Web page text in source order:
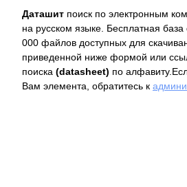
Даташит поиск по электронным
на русском языке. Бесплатная
000 файлов доступных для
приведенной ниже формой или
поиска (datasheet) по
Вам элемента, обратитесь к